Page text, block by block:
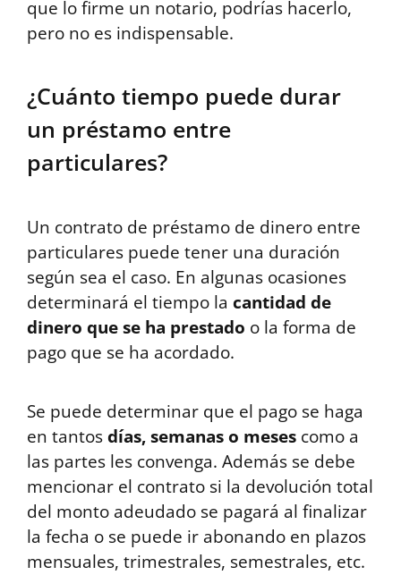
que lo firme un notario, podrías hacerlo,
pero no es indispensable.
¿Cuánto tiempo puede durar
un préstamo entre
particulares?
Un contrato de préstamo de dinero entre
particulares puede tener una duración
según sea el caso. En algunas ocasiones
determinará el tiempo la cantidad de
dinero que se ha prestado o la forma de
pago que se ha acordado.
Se puede determinar que el pago se haga
en tantosdías, semanas o meses como a
las partes les convenga. Además se debe
mencionar el contrato si la devolución total
del monto adeudado se pagará al finalizar
la fecha o se puede ir abonando en plazos
mensuales, trimestrales, semestrales, etc.